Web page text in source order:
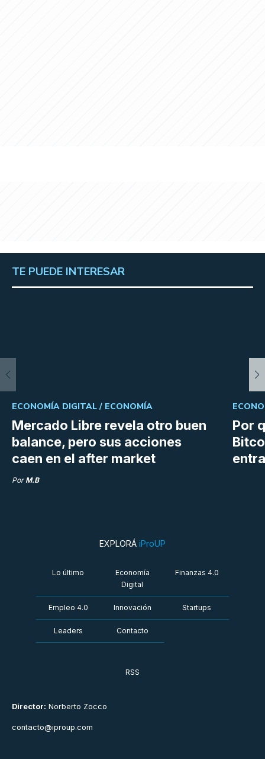
TE PUEDE INTERESAR
Mercado Libre revela otro buen
balance, pero sus acciones
caen en el after market
ECONOMÍA DIGITAL / ECONOMÍA
Por M.B
Por
Director: Norberto Zocco
contacto@iproup.com
EXPLORÁ iProUP
Lo último
Economía
Digital
Finanzas 4.0
Empleo 4.0 Innovación Startups
Leaders Contacto
RSS